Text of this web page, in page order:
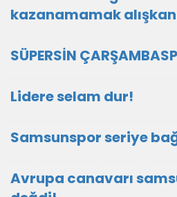
kazanamamak
SÜPERSİN
Lidere selam dur!
Samsunspor seriye
Avrupa canavarı